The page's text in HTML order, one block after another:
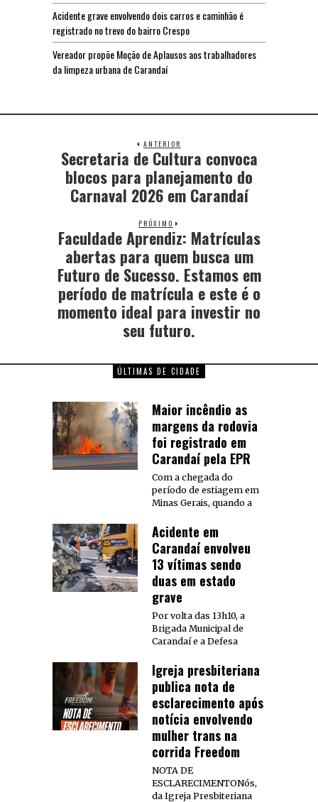
Acidente grave envolvendo dois carros e caminhão é
registrado no trevo do bairro Crespo
Vereador propõe Moção de Aplausos aos trabalhadores
da limpeza urbana de Carandaí
ANTERIOR
Secretaria de Cultura convoca
blocos para planejamento do
Carnaval 2026 em Carandaí
PRÓXIMO
Faculdade Aprendiz: Matrículas
abertas para quem busca um
Futuro de Sucesso. Estamos em
período de matrícula e este é o
momento ideal para investir no
seu futuro.
ÚLTIMAS DE CIDADE
Maior incêndio as
margens da rodovia
foi registrado em
Carandaí pela EPR
Com a chegada do
período de estiagem em
Minas Gerais, quando a
Acidente em
Carandaí envolveu
13 vítimas sendo
duas em estado
grave
Por volta das 13h10, a
Brigada Municipal de
Carandaí e a Defesa
Igreja presbiteriana
publica nota de
esclarecimento após
notícia envolvendo
mulher trans na
corrida Freedom
NOTA DE
ESCLARECIMENTONós,
da Igreja Presbiteriana